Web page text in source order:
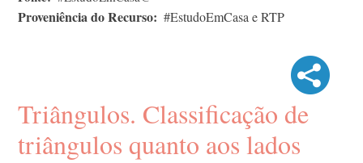
Proveniência do Recurso #EstudoEmCasa e RTP
Triângulos. Classificação de
triângulos quanto aos lados